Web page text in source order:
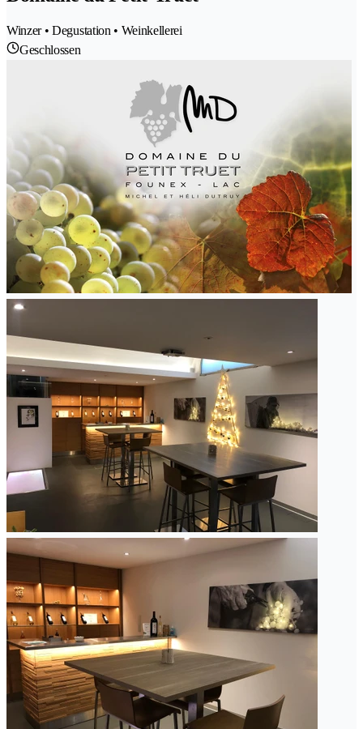
Winzer • Degustation • Weinkellerei
Geschlossen